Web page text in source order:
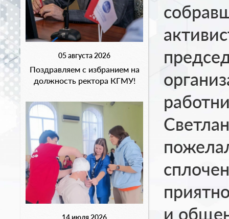
05 августа 2026
Поздравляем с избранием на
должность ректора КГМУ!
и